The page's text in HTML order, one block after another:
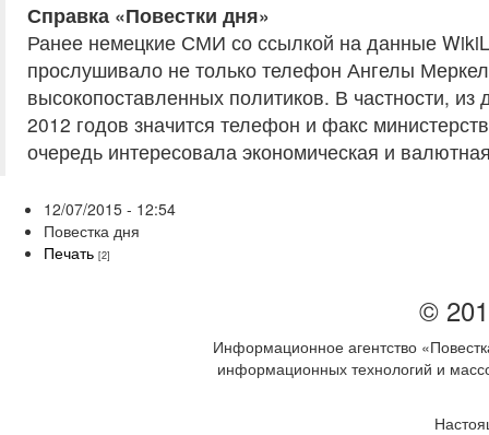
Справка «Повестки дня»
Ранее немецкие СМИ со ссылкой на данные
прослушивало не только телефон Ангелы
высокопоставленных политиков. В частности,
2012 годов значится телефон и факс
очередь интересовала экономическая и
12/07/2015 - 12:54
Повестка дня
Печать [2]
©
Информационное агентство
информационных технологий и